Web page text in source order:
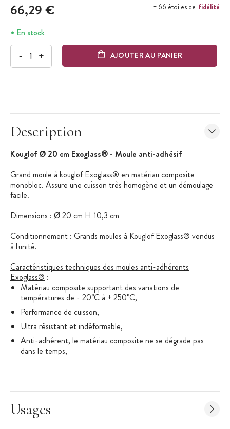
66,29 € + 66 étoiles de fidélité
En stock
- + AJOUTER AU PANIER
Description
Kouglof Ø 20 cm Exoglass® - Moule anti-adhésif
Grand moule à kouglof Exoglass® en matériau composite
monobloc. Assure une cuisson très homogène et un démoulage
facile.
Dimensions : Ø 20 cm H 10,3 cm
Conditionnement : Grands moules à Kouglof Exoglass® vendus
à l'unité.
Caractéristiques techniques des moules anti-adhérents
Exoglass® :
Matériau composite supportant des variations de
températures de - 20°C à + 250°C,
Performance de cuisson,
Ultra résistant et indéformable,
Anti-adhérent, le matériau composite ne se dégrade pas
dans le temps,
Usages